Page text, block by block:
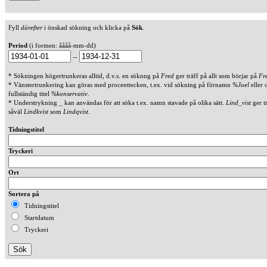
Fyll därefteri önskad sökning och klicka på Sök
Period (i formen: åååå-mm-dd)
--
* Sökningen högertrunkeras alltid, d.v.s. en söknng på Fred ger träff på allt som börjar på
* Vänstertrunkering kan göras med procenttecken, t.ex. vid sökning på förnamn %Joel eller
fullständig titel %konservativ
* Understrykning _ kan användas för att söka t.ex. namn stavade på olika sätt. Lind_vistger
såväl Lindkvistsom Lindqvist.
Tidningstitel
Tryckeri
Ort
Sortera på
Tidningstitel
Startdatum
Tryckeri